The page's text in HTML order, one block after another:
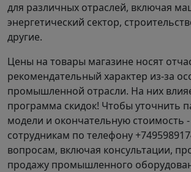
для различных отраслей, включая
энергетический сектор,
другие.
Цены на товары магазине носят
рекомендательный характер из-за
промышленной отрасли. На них
программа скидок! Чтобы уточнить
модели и окончательную стоимость
сотрудникам по телефону
вопросам, включая консультации,
продажу промышленного